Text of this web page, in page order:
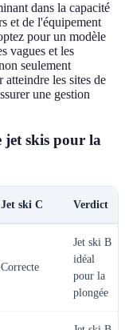
dans la capacité
et de l'équipement
pour un modèle
vagues et les
seulement
les sites de
une gestion
jet skis pour la
Jet ski C Verdict
Correcte
Jet ski B
idéal
pour la
plongée